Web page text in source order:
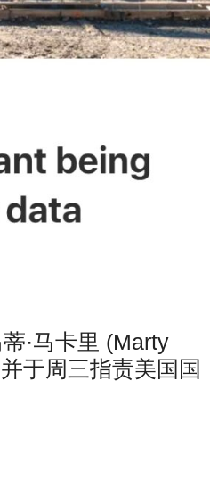
·马卡里 (Marty
于周三指责美国国